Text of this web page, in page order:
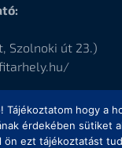
Szolnoki út 23.)
Tájékoztatom hogy a
érdekében sütiket
ön ezt tájékoztatást